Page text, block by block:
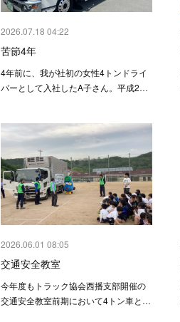
2026.07.18 04:22
苦節4年
4年前に、我が社初の女性4トンドライ
バーとして入社したA子さん。平成2…
2026.06.01 08:05
交通安全教室
今年度もトラック協会西播支部開催の
交通安全教室前期において4トン車と…